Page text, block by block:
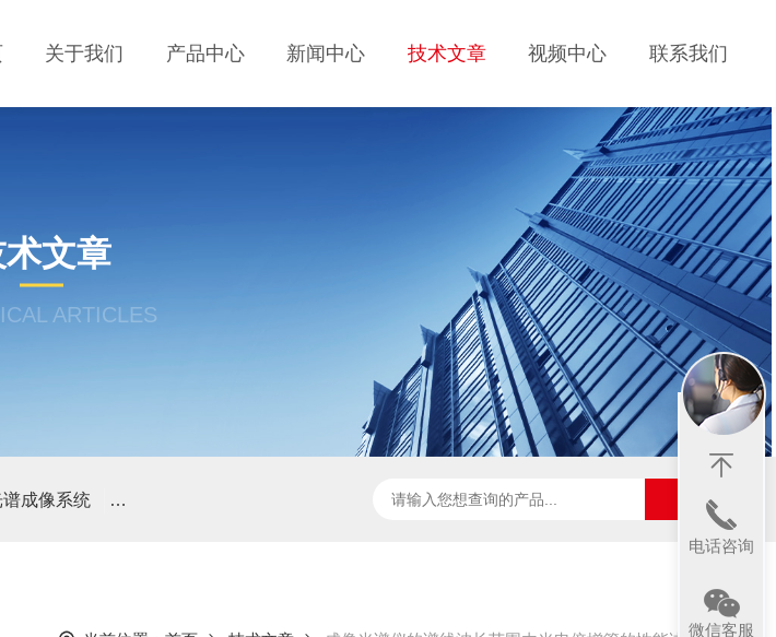
关于我们 产品中心 新闻中心 技术文章 视频中心 联系我们
文章
ARTICLES
成像系统 高光谱分选仪GaiaSorter 太阳光诱导叶绿素荧光测试系统 SpecVIEW高光谱
电话咨询
微信客服